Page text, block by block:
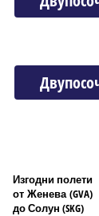
Изгодни полети
от Женева (GVA)
до Солун (SKG)